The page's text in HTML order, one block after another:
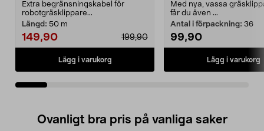
Extra begränsningskabel för
robotgräsklippare...
Längd: 50 m
199,90
149,90
Lägg i varukorg
Med nya, vassa
får du även ...
Antal i förpackning: 36
99,90
Lägg i varukorg
Ovanligt bra pris på vanliga saker